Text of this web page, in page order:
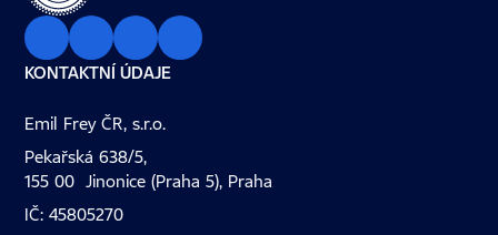
KONTAKTNÍ ÚDAJE
Emil Frey ČR, s.r.o.
Pekařská 638/5,
155 00 Jinonice (Praha 5), Praha
IČ: 45805270